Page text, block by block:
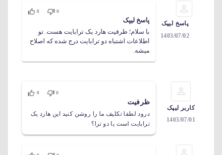
پاسخ لیپک
1403/07/02
0
0
پاسخ لیپک
با سلام؛ ظرفیت هارد یک ترابایت هست. تو
اطلاعات اشتباه دو ترابایت درج شده که اصلاح
میشه.
کاربر لیپک
1403/07/01
0
0
ظرفیت
درود لطفا تکلیف ما را روشن کنید این هارد یک
ترابایت است یا دو ترا؟